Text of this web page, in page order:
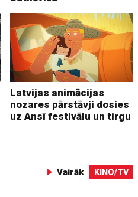
Latvijas animācijas
nozares pārstāvji dosies
uz Ansī festivālu un tirgu
Vairāk KINO/TV